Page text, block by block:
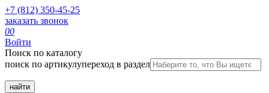
+7 (812) 350-45-25
заказать звонок
00
Войти
Поиск по каталогу
поиск по артикулупереход в раздел